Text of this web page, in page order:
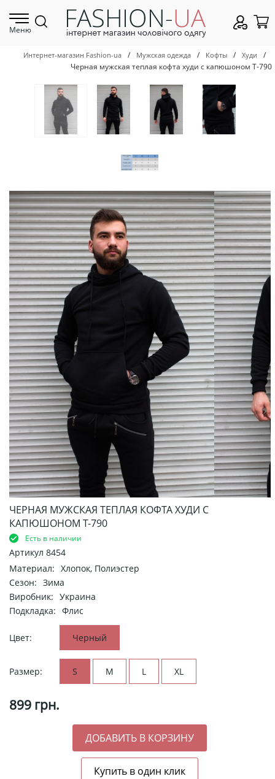
Меню
Интернет-магазин Fashion-ua / Мужская одежда / Кофты / Худи
/
Черная мужская теплая кофта худи с капюшоном Т-790
ЧЕРНАЯ МУЖСКАЯ ТЕПЛАЯ КОФТА ХУДИ С
КАПЮШОНОМ Т-790
Есть в наличии
Артикул 8454
Материал: Хлопок, Полиэстер
Сезон: Зима
Виробник: Украина
Подкладка: Флис
Цвет: Черный
Размер: S M L XL
899 грн.